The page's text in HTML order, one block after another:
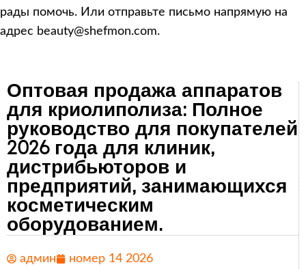
рады помочь. Или отправьте письмо напрямую на
адрес beauty@shefmon.com.
Оптовая продажа аппаратов
для криолиполиза: Полное
руководство для покупателей
2026 года для клиник,
дистрибьюторов и
предприятий, занимающихся
косметическим
оборудованием.
админ номер 14 2026